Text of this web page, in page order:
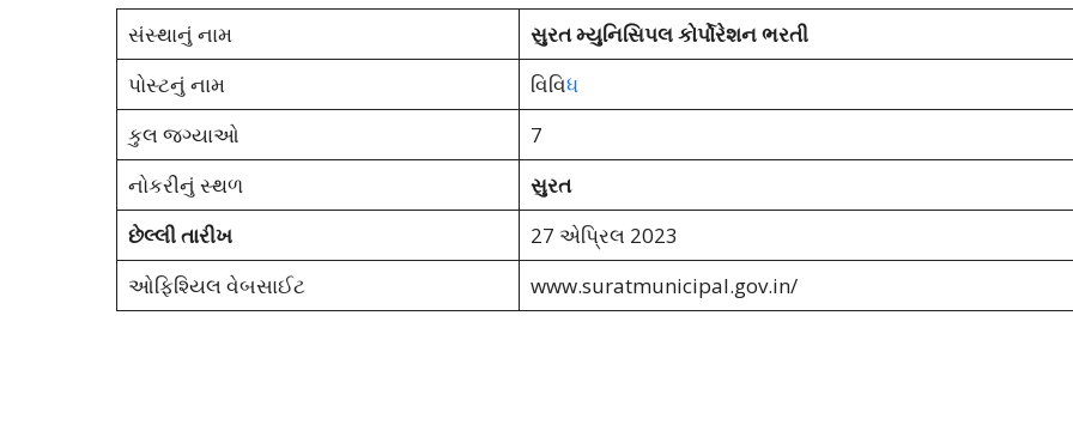
સંસ્થાનું નામ
સુરત મ્યુનિસિપલ કોર્પોરેશન ભરતી
પોસ્ટનું નામ
વિવિધ
કુલ જગ્યાઓ
7
નોકરીનું સ્થળ
સુરત
છેલ્લી તારીખ
27 એપ્રિલ 2023
ઓફિશ્યિલ વેબસાઈટ
www.suratmunicipal.gov.in/